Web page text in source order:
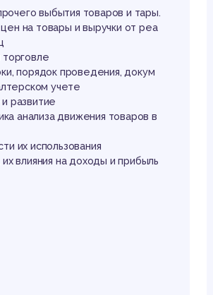
выбытия товаров и тары.
на товары и выручки от реа
торговле
порядок проведения, докум
учете
развитие
анализа движения товаров в
их использования
влияния на доходы и прибыль